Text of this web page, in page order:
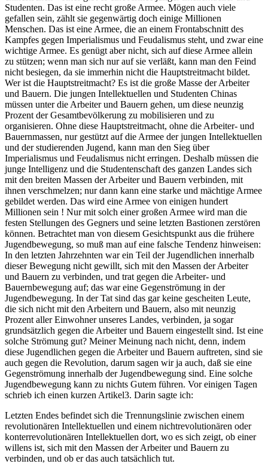
Studenten. Das ist eine recht große Armee. Mögen auch viele
gefallen sein, zählt sie gegenwärtig doch einige Millionen
Menschen. Das ist eine Armee, die an einem Frontabschnitt des
Kampfes gegen Imperialismus und Feudalismus steht, und zwar eine
wichtige Armee. Es genügt aber nicht, sich auf diese Armee allein
zu stützen; wenn man sich nur auf sie verläßt, kann man den Feind
nicht besiegen, da sie immerhin nicht die Hauptstreitmacht bildet.
Wer ist die Hauptstreitmacht? Es ist die große Masse der Arbeiter
und Bauern. Die jungen Intellektuellen und Studenten Chinas
müssen unter die Arbeiter und Bauern gehen, um diese neunzig
Prozent der Gesamtbevölkerung zu mobilisieren und zu
organisieren. Ohne diese Hauptstreitmacht, ohne die Arbeiter- und
Bauernmassen, nur gestützt auf die Armee der jungen Intellektuellen
und der studierenden Jugend, kann man den Sieg über
Imperialismus und Feudalismus nicht erringen. Deshalb müssen die
junge Intelligenz und die Studentenschaft des ganzen Landes sich
mit den breiten Massen der Arbeiter und Bauern verbinden, mit
ihnen verschmelzen; nur dann kann eine starke und mächtige Armee
gebildet werden. Das wird eine Armee von einigen hundert
Millionen sein ! Nur mit solch einer großen Armee wird man die
festen Stellungen des Gegners und seine letzten Bastionen zerstören
können. Betrachtet man von diesem Gesichtspunkt aus die frühere
Jugendbewegung, so muß man auf eine falsche Tendenz hinweisen:
In den letzten Jahrzehnten war ein Teil der Jugendlichen innerhalb
dieser Bewegung nicht gewillt, sich mit den Massen der Arbeiter
und Bauern zu verbinden, und trat gegen die Arbeiter- und
Bauernbewegung auf; das war eine Gegenströmung in der
Jugendbewegung. In der Tat sind das gar keine gescheiten Leute,
die sich nicht mit den Arbeitern und Bauern, also mit neunzig
Prozent aller Einwohner unseres Landes, verbinden, ja sogar
grundsätzlich gegen die Arbeiter und Bauern eingestellt sind. Ist eine
solche Strömung gut? Meiner Meinung nach nicht, denn, indem
diese Jugendlichen gegen die Arbeiter und Bauern auftreten, sind sie
auch gegen die Revolution, darum sagen wir ja auch, daß sie eine
Gegenströmung innerhalb der Jugendbewegung sind. Eine solche
Jugendbewegung kann zu nichts Gutem führen. Vor einigen Tagen
schrieb ich einen kurzen Artikel3. Darin sagte ich:
Letzten Endes befindet sich die Trennungslinie zwischen einem
revolutionären Intellektuellen und einem nichtrevolutionären oder
konterrevolutionären Intellektuellen dort, wo es sich zeigt, ob einer
willens ist, sich mit den Massen der Arbeiter und Bauern zu
verbinden, und ob er das auch tatsächlich tut.